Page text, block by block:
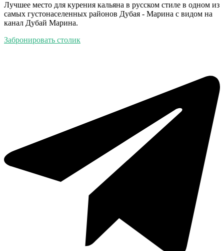
Лучшее место для курения кальяна в русском стиле в одном из
самых густонаселенных районов Дубая - Марина с видом на
канал Дубай Марина.
Забронировать столик